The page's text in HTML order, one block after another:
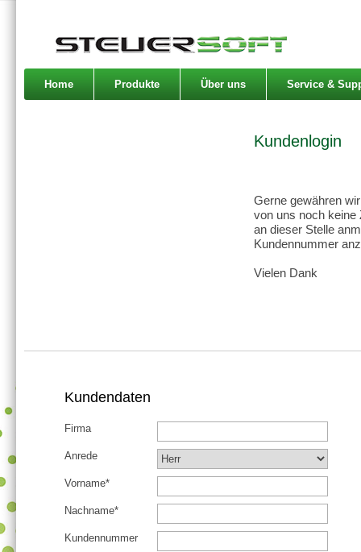
Home Produkte Über uns Service &
Kundenlogin
Gerne gewähren
von uns noch keine
an dieser Stelle
Kundennummer
Vielen Dank
Kundendaten
Firma
Anrede
Vorname*
Nachname*
Kundennummer